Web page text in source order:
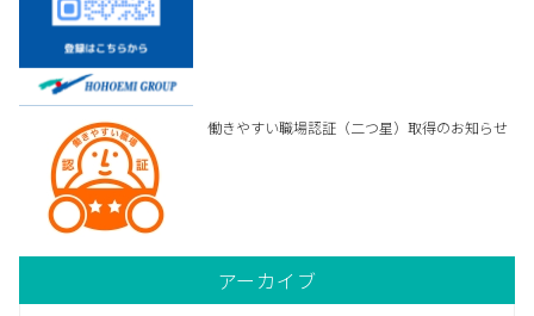
働きやすい職場認証（二つ星）取得のお知らせ
アーカイブ